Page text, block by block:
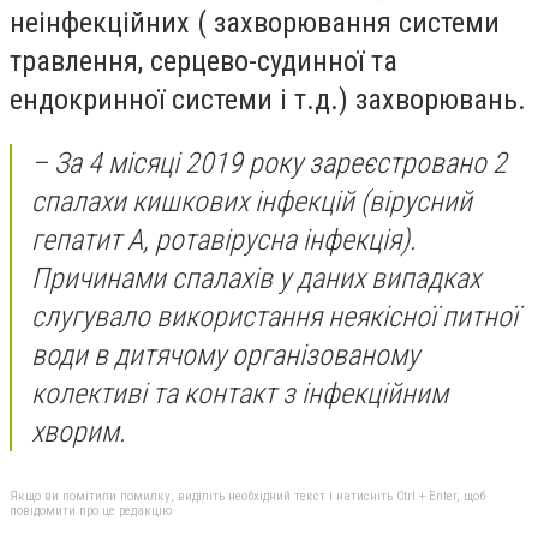
неінфекційних ( захворювання системи
травлення, серцево-судинної та
ендокринної системи і т.д.) захворювань.
– За 4 місяці 2019 року зареєстровано 2
спалахи кишкових інфекцій (вірусний
гепатит А, ротавірусна інфекція).
Причинами спалахів у даних випадках
слугувало використання неякісної питної
води в дитячому організованому
колективі та контакт з інфекційним
хворим.
Якщо ви помітили помилку, виділіть необхідний текст і натисніть Ctrl + Enter, щоб
повідомити про це редакцію